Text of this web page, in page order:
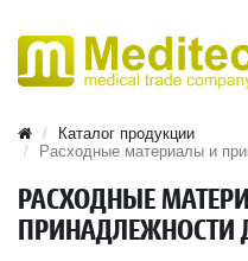
Каталог продукции
Расходные материалы и
РАСХОДНЫЕ
ПРИНАДЛЕЖНОСТИ